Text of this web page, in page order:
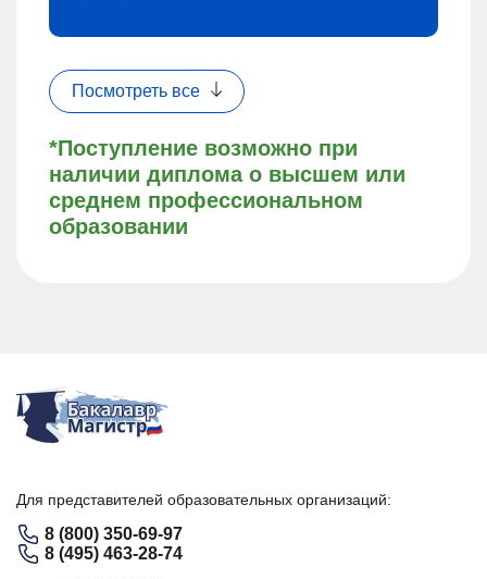
*Поступление возможно при
наличии диплома о высшем или
среднем профессиональном
образовании
Посмотреть все
Для представителей образовательных организаций:
8 (800) 350-69-97
8 (495) 463-28-74